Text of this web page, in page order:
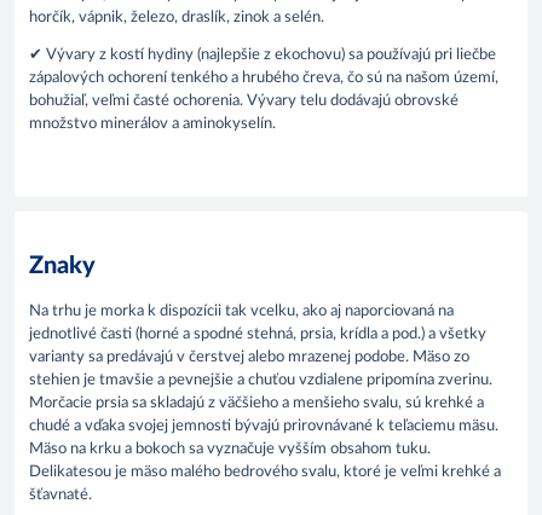
horčík, vápnik, železo, draslík, zinok a selén.
✔ Vývary z kostí hydiny (najlepšie z ekochovu) sa používajú pri liečbe
zápalových ochorení tenkého a hrubého čreva, čo sú na našom území,
bohužiaľ, veľmi časté ochorenia. Vývary telu dodávajú obrovské
množstvo minerálov a aminokyselín.
Znaky
Na trhu je morka k dispozícii tak vcelku, ako aj naporciovaná na
jednotlivé časti (horné a spodné stehná, prsia, krídla a pod.) a všetky
varianty sa predávajú v čerstvej alebo mrazenej podobe. Mäso zo
stehien je tmavšie a pevnejšie a chuťou vzdialene pripomína zverinu.
Morčacie prsia sa skladajú z väčšieho a menšieho svalu, sú krehké a
chudé a vďaka svojej jemnosti bývajú prirovnávané k teľaciemu mäsu.
Mäso na krku a bokoch sa vyznačuje vyšším obsahom tuku.
Delikatesou je mäso malého bedrového svalu, ktoré je veľmi krehké a
šťavnaté.